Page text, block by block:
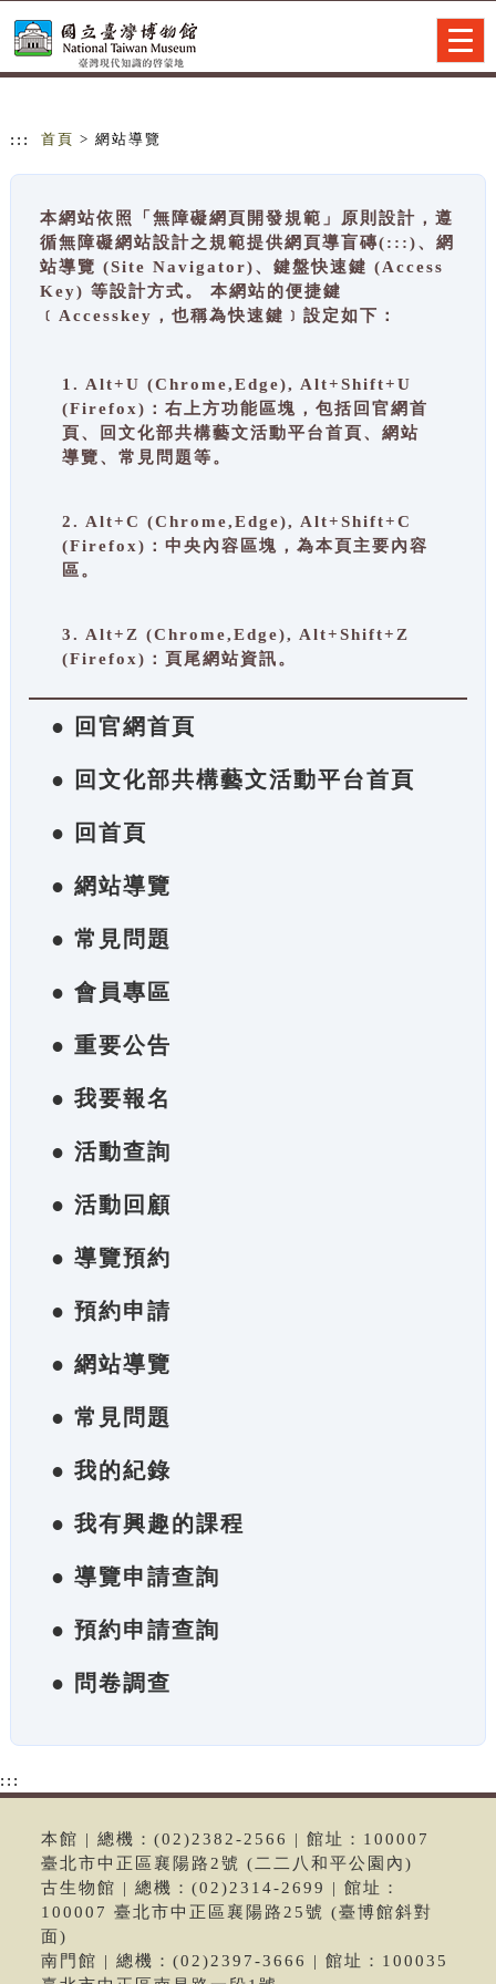
::: 首頁 > 網站導覽
本網站依照「無障礙網頁開發規範」原則設計，遵
循無障礙網站設計之規範提供網頁導盲磚(:::)、網
站導覽 (Site Navigator)、鍵盤快速鍵 (Access
Key) 等設計方式。 本網站的便捷鍵
﹝Accesskey，也稱為快速鍵﹞設定如下：
1. Alt+U (Chrome,Edge), Alt+Shift+U
(Firefox)：右上方功能區塊，包括回官網首
頁、回文化部共構藝文活動平台首頁、網站
導覽、常見問題等。
2. Alt+C (Chrome,Edge), Alt+Shift+C
(Firefox)：中央內容區塊，為本頁主要內容
區。
3. Alt+Z (Chrome,Edge), Alt+Shift+Z
(Firefox)：頁尾網站資訊。
● 回官網首頁
● 回文化部共構藝文活動平台首頁
● 回首頁
● 網站導覽
● 常見問題
● 會員專區
● 重要公告
● 我要報名
● 活動查詢
● 活動回顧
● 導覽預約
● 預約申請
● 網站導覽
● 常見問題
● 我的紀錄
● 我有興趣的課程
● 導覽申請查詢
● 預約申請查詢
● 問卷調查
:::
本館 | 總機：(02)2382-2566 | 館址：100007
臺北市中正區襄陽路2號 (二二八和平公園內)
古生物館 | 總機：(02)2314-2699 | 館址：
100007 臺北市中正區襄陽路25號 (臺博館斜對
面)
南門館 | 總機：(02)2397-3666 | 館址：100035